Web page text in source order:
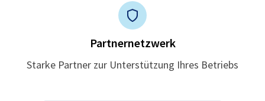
Partnernetzwerk
Starke Partner zur Unterstützung Ihres Betriebs